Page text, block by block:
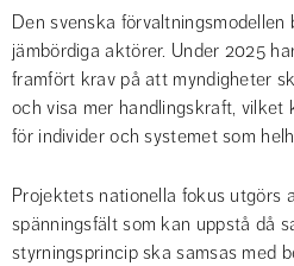
Den svenska förvaltningsmodellen
jämbördiga aktörer. Under 2025
framfört krav på att myndigheter
och visa mer handlingskraft, vilket
för individer och systemet som
Projektets nationella fokus utgörs
spänningsfält som kan uppstå då
styrningsprincip ska samsas med